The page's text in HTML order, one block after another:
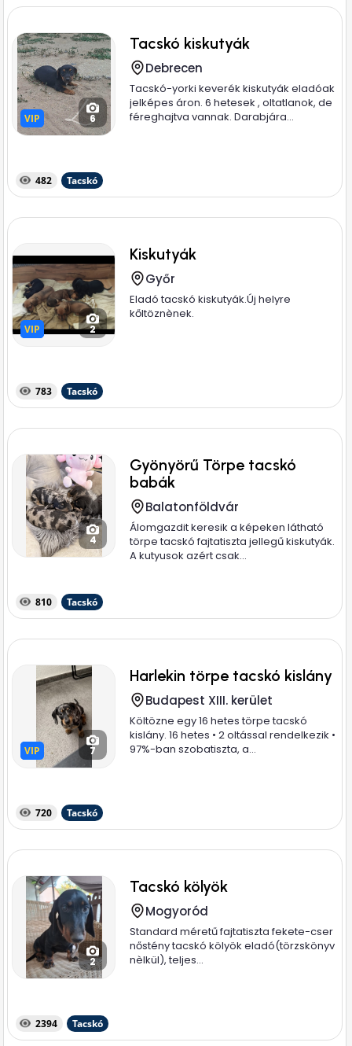
VIP
VIP 6
Tacskó kiskutyák
Debrecen
Tacskó-yorki keverék kiskutyák eladóak
jelképes áron. 6 hetesek , oltatlanok, de
féreghajtva vannak. Darabjára...
482 Tacskó
VIP
VIP 2
Kiskutyák
Győr
Eladó tacskó kiskutyák.Új helyre
kőltöznènek.
783 Tacskó
4
Gyönyörű Törpe tacskó
babák
Balatonföldvár
Álomgazdit keresik a képeken látható
törpe tacskó fajtatiszta jellegű kiskutyák.
A kutyusok azért csak...
810 Tacskó
VIP
VIP 7
Harlekin törpe tacskó kislány
Budapest XIII. kerület
Költözne egy 16 hetes törpe tacskó
kislány. 16 hetes • 2 oltással rendelkezik •
97%-ban szobatiszta, a...
720 Tacskó
2
Tacskó kölyök
Mogyoród
Standard méretű fajtatiszta fekete-cser
nőstény tacskó kölyök eladó(törzskönyv
nèlkül), teljes...
2394 Tacskó